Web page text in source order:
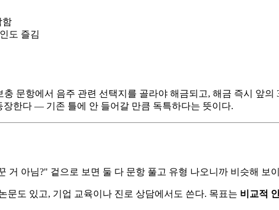
함
도 즐김
문항에서 음주 관련 선택지를 골라야 해금되고, 해금 즉시 앞의
한다 — 기존 틀에 안 들어갈 만큼 독특하다는 뜻이다.
아님?" 겉으로 보면 둘 다 문항 풀고 유형 나오니까 비슷해 보
문도 있고, 기업 교육이나 진로 상담에서도 쓴다. 목표는 비교적